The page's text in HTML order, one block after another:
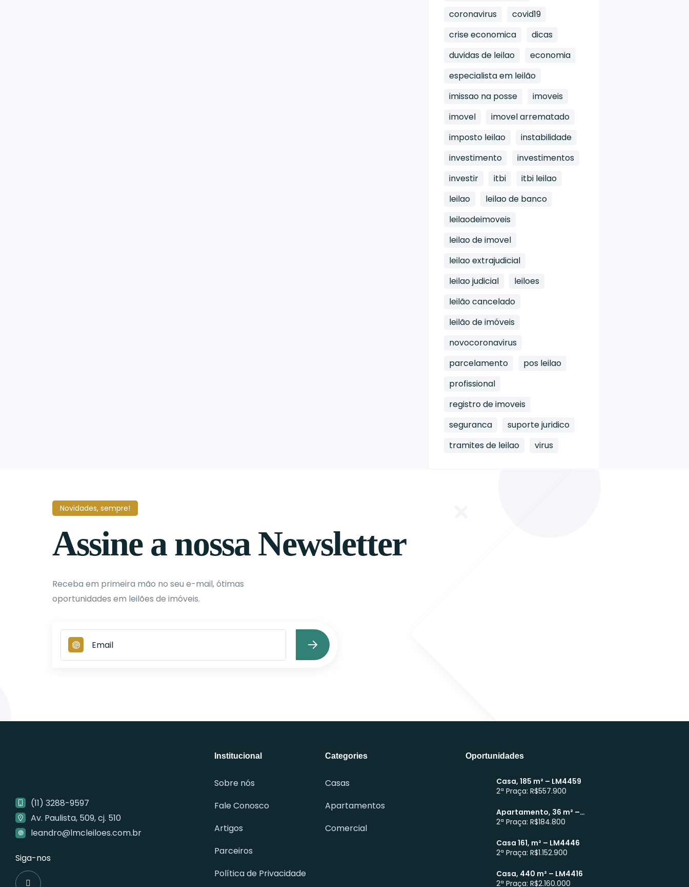
coronavirus
covid19
crise economica
dicas
duvidas de leilao
economia
especialista em leilão
imissao na posse
imoveis
imovel
imovel arrematado
imposto leilao
instabilidade
investimento
investimentos
investir
itbi
itbi leilao
leilao
leilao de banco
leilaodeimoveis
leilao de imovel
leilao extrajudicial
leilao judicial
leiloes
leilão cancelado
leilão de imóveis
novocoronavirus
parcelamento
pos leilao
profissional
registro de imoveis
seguranca
suporte juridico
tramites de leilao
virus
Novidades, sempre!
Assine a nossa Newsletter
Receba em primeira mão no seu e-mail, ótimas
oportunidades em leilões de imóveis.
(11) 3288-9597
Av. Paulista, 509, cj. 510
leandro@lmcleiloes.com.br
Siga-nos
Institucional
Sobre nós
Fale Conosco
Artigos
Parceiros
Política de Privacidade
Categories
Casas
Apartamentos
Comercial
Oportunidades
Casa, 185 m² – LM4459
2ª Praça: R$557.900
Apartamento, 36 m² –
LM4449
2ª Praça: R$184.800
Casa 161, m² – LM4446
2ª Praça: R$1.152.900
Casa, 440 m² – LM4416
2ª Praça: R$2.160.000
Atendimento WhatsApp